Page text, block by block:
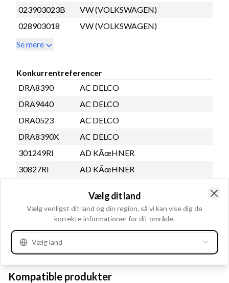
023903023B
VW (VOLKSWAGEN)
028903018
VW (VOLKSWAGEN)
Se mere
Konkurrentreferencer
DRA8390
AC DELCO
DRA9440
AC DELCO
DRA0523
AC DELCO
DRA8390X
AC DELCO
301249RI
AD KÃœHNER
30827RI
AD KÃœHNER
AUTOSTARTER POLAND
AUTOSTARTER POLAND
Se mere
Kompatible produkter
Vælg dit land
Vælg venligst dit land og din region, så vi kan vise dig de
korrekte informationer for dit område.
Vælg land